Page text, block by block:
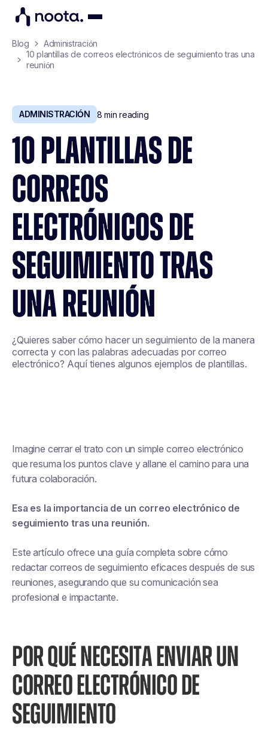
Blog
Administración
10 plantillas de correos electrónicos de seguimiento tras una
reunión
ADMINISTRACIÓN 8 min reading
10 PLANTILLAS DE
CORREOS
ELECTRÓNICOS DE
SEGUIMIENTO TRAS
UNA REUNIÓN
¿Quieres saber cómo hacer un seguimiento de la manera
correcta y con las palabras adecuadas por correo
electrónico? Aquí tienes algunos ejemplos de plantillas.
Imagine cerrar el trato con un simple correo electrónico
que resuma los puntos clave y allane el camino para una
futura colaboración.
Esa es la importancia de un correo electrónico de
seguimiento tras una reunión.
Este artículo ofrece una guía completa sobre cómo
redactar correos de seguimiento eficaces después de sus
reuniones, asegurando que su comunicación sea
profesional e impactante.
POR QUÉ NECESITA ENVIAR UN
CORREO ELECTRÓNICO DE
SEGUIMIENTO